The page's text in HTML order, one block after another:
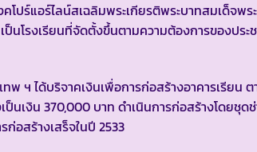
ร์แอร์ไลน์สเฉลิมพระเกียรติพระบาทสมเด็จพร
นโรงเรียนที่จัดตั้งขึ้นตามความต้องการของปร
ฯ ได้บริจาคเงินเพื่อการก่อสร้างอาคารเรีย
นเงิน 370,000 บาท ดำเนินการก่อสร้างโดยชุ
อสร้างเสร็จในปี 2533